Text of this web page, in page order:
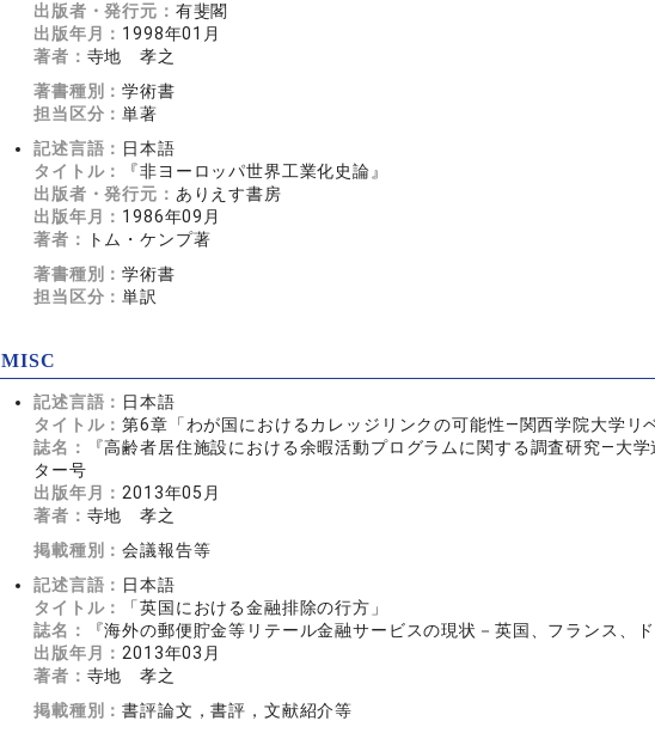
出版者・発行元： 有斐閣
出版年月： 1998年01月
著者： 寺地 孝之
著書種別：学術書
担当区分：単著
記述言語： 日本語
タイトル：
『非ヨーロッパ世界工業化史論』
出版者・発行元： ありえす書房
出版年月： 1986年09月
著者：
トム・ケンプ著
著書種別：学術書
担当区分：単訳
MISC
記述言語： 日本語
タイトル：第6章「わが国におけるカレッジリンクの可能性―関西学院大学リ
誌名：
『高齢者居住施設における余暇活動プログラムに関する調査研究―大
ター号
出版年月： 2013年05月
著者： 寺地 孝之
掲載種別：会議報告等
記述言語： 日本語
タイトル：
「英国における金融排除の行方」
誌名：
『海外の郵便貯金等リテール金融サービスの現状－英国、フランス、
出版年月： 2013年03月
著者： 寺地 孝之
掲載種別：書評論文，書評，文献紹介等